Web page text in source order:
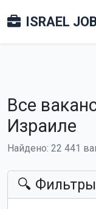
ISRAEL JOB
Все
Израиле
Найдено: 22 441
🔍